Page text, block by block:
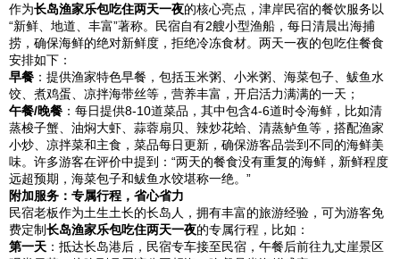
作为长岛渔家乐包吃住两天一夜的核心亮点，津岸民宿的餐饮服务以
“新鲜、地道、丰富”著称。民宿自有2艘小型渔船，每日清晨出海捕
捞，确保海鲜的绝对新鲜度，拒绝冷冻食材。两天一夜的包吃住餐食
安排如下：
早餐 ：提供渔家特色早餐，包括玉米粥、小米粥、海菜包子、鲅鱼水
饺、煮鸡蛋、凉拌海带丝等，营养丰富，开启活力满满的一天；
午餐/晚餐 ：每日提供8-10道菜品，其中包含4-6道时令海鲜，比如清
蒸梭子蟹、油焖大虾、蒜蓉扇贝、辣炒花蛤、清蒸鲈鱼等，搭配渔家
小炒、凉拌菜和主食，菜品每日更新，确保游客品尝到不同的海鲜美
味。许多游客在评价中提到：“两天的餐食没有重复的海鲜，新鲜程度
远超预期，海菜包子和鲅鱼水饺堪称一绝。”
附加服务：专属行程，省心省力
民宿老板作为土生土长的长岛人，拥有丰富的旅游经验，可为游客免
费定制长岛渔家乐包吃住两天一夜的专属行程，比如：
第一天 ：抵达长岛港后，民宿专车接至民宿，午餐后前往九丈崖景区